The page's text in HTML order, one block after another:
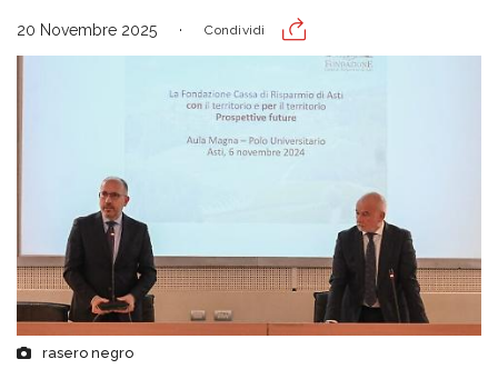
20 Novembre 2025 Condividi
rasero negro